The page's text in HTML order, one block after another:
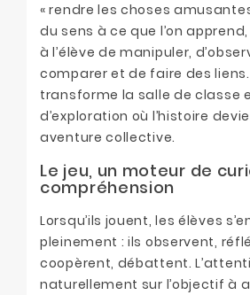
« rendre les choses
du sens à ce que l’on
à l’élève de manipuler,
comparer et de faire des liens.
transforme la salle de classe
d’exploration où l’histoire
aventure collective.
Le jeu, un moteur de
compréhension
Lorsqu’ils jouent, les élèves
pleinement : ils observent,
coopèrent, débattent.
naturellement sur l’objectif à